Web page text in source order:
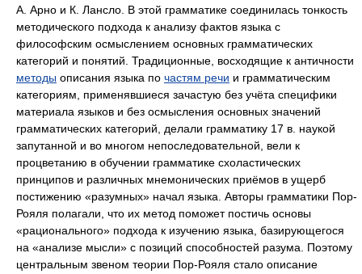
А. Арно и К. Лансло. В этой грамматике соединилась тонкость
методического подхода к анализу фактов языка с
философским осмыслением основных грамматических
категорий и понятий. Традиционные, восходящие к античности
методы описания языка по частям речи и грамматическим
категориям, применявшиеся зачастую без учёта специфики
материала языков и без осмысления основных значений
грамматических категорий, делали грамматику 17 в. наукой
запутанной и во многом непоследовательной, вели к
процветанию в обучении грамматике схоластических
принципов и различных мнемонических приёмов в ущерб
постижению «разумных» начал языка. Авторы грамматики Пор-
Рояля полагали, что их метод поможет постичь основы
«рационального» подхода к изучению языка, базирующегося
на «анализе мысли» с позиций способностей разума. Поэтому
центральным звеном теории Пор-Рояля стало описание